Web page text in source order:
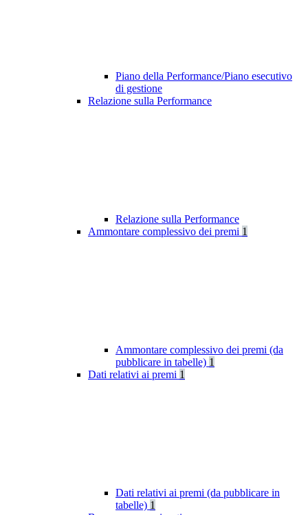
Piano della Performance/Piano esecutivo
di gestione
Relazione sulla Performance
Relazione sulla Performance
Ammontare complessivo dei premi 1
Ammontare complessivo dei premi (da
pubblicare in tabelle) 1
Dati relativi ai premi 1
Dati relativi ai premi (da pubblicare in
tabelle) 1